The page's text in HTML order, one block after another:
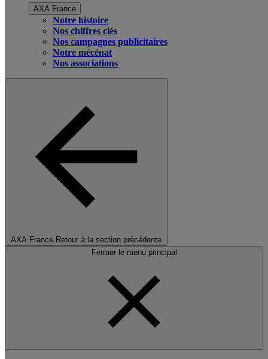
AXA France
Notre histoire
Nos chiffres clés
Nos campagnes publicitaires
Notre mécénat
Nos associations
AXA France Retour à la section précédente
Fermer le menu principal